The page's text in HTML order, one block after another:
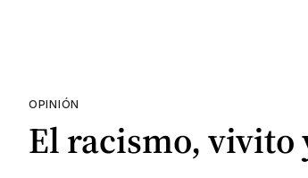
OPINIÓN
El racismo, vivito